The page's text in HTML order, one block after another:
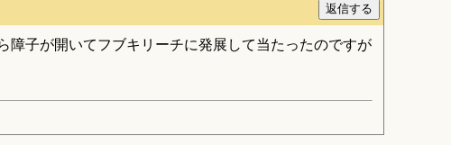
子が開いてフブキリーチに発展して当たったのですが